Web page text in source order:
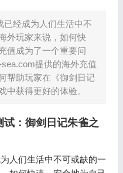
已经成为人们生活中不
外玩家来说，如何快
值成为了一个重要问
提供的海外充值
帮助玩家在《御剑日记
中获得更好的体验。
：御剑日记朱雀之
人们生活中不可或缺的一